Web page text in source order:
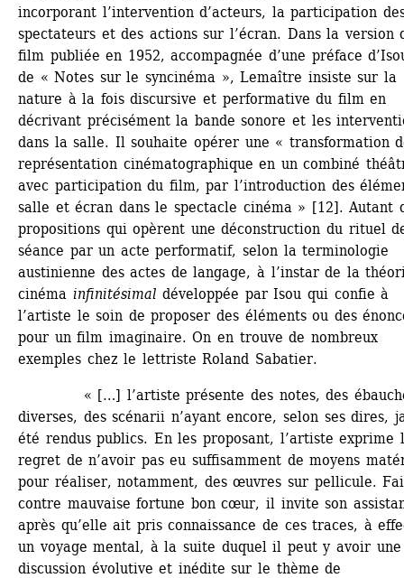
incorporant l’intervention d’acteurs, la participation
spectateurs et des actions sur l’écran. Dans la version
film publiée en 1952, accompagnée d’une préface
de « Notes sur le syncinéma », Lemaître insiste sur la
nature à la fois discursive et performative du film en
décrivant précisément la bande sonore et les
dans la salle. Il souhaite opérer une « transformation
représentation cinématographique en un combiné
avec participation du film, par l’introduction des
salle et écran dans le spectacle cinéma » [12]. Autant
propositions qui opèrent une déconstruction du rituel
séance par un acte performatif, selon la terminologie
austinienne des actes de langage, à l’instar de la
cinéma infinitésimal développée par Isou qui confie à
l’artiste le soin de proposer des éléments ou des
pour un film imaginaire. On en trouve de nombreux
exemples chez le lettriste Roland Sabatier.
« […] l’artiste présente des notes, des
diverses, des scénarii n’ayant encore, selon ses dires,
été rendus publics. En les proposant, l’artiste exprime
regret de n’avoir pas eu suffisamment de moyens
pour réaliser, notamment, des œuvres sur pellicule.
contre mauvaise fortune bon cœur, il invite son
après qu’elle ait pris connaissance de ces traces, à
un voyage mental, à la suite duquel il peut y avoir une
discussion évolutive et inédite sur le thème de